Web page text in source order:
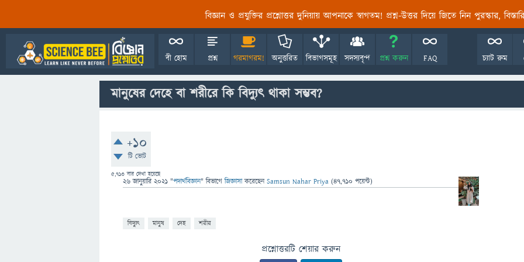
বিজ্ঞান ও প্রযুক্তির প্রশ্নোত্তর দুনিয়ায় আপনাকে স্বাগতম! প্রশ্ন-উত্তর দিয়ে জিতে নিন পুরস্কার,
বী হোম প্রশ্ন গরমাগরম! অনুত্তরিত বিভাগসমূহ সদস্যবৃন্দ প্রশ্ন করুন FAQ চ্যাট রুম
মানুষের দেহে বা শরীরে কি বিদ্যুৎ থাকা সম্ভব?
+10
টি ভোট
5,713 বার দেখা হয়েছে
26 জানুয়ারি 2021 "পদার্থবিজ্ঞান" বিভাগে জিজ্ঞাসাকরেছেনSamsun Nahar Priya (47,710 পয়েন্ট)
বিদ্যুৎ মানুষ দেহ শরীর
প্রশ্নোত্তরটি শেয়ার করুন